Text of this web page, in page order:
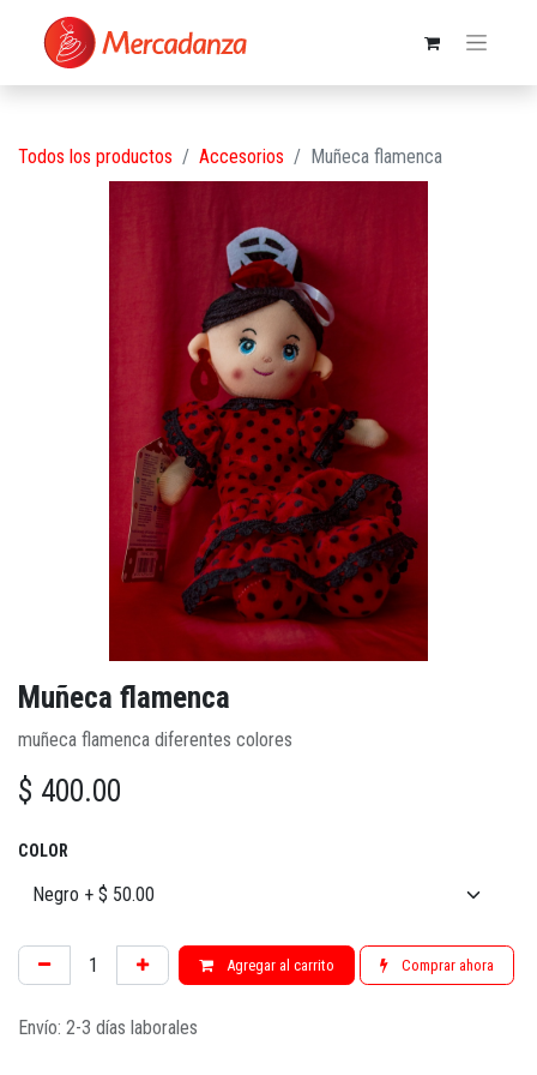
Todos los productos Accesorios Muñeca flamenca
Muñeca flamenca
muñeca flamenca diferentes colores
$ 400.00
COLOR
Agregar al carrito Comprar ahora
Envío: 2-3 días laborales